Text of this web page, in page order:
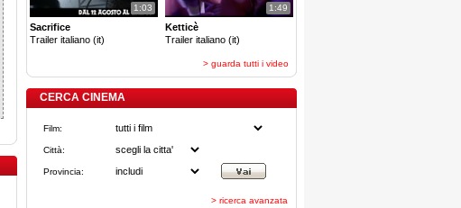
1:03
Sacrifice
Trailer italiano (it)
1:49
Ketticè
Trailer italiano (it)
> guarda tutti i video
CERCA CINEMA
Film:
Città:
Provincia:
> ricerca avanzata